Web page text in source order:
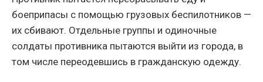
боеприпасы с помощью грузовых беспилотников —
их сбивают. Отдельные группы и одиночные
солдаты противника пытаются выйти из города, в
том числе переодевшись в гражданскую одежду.